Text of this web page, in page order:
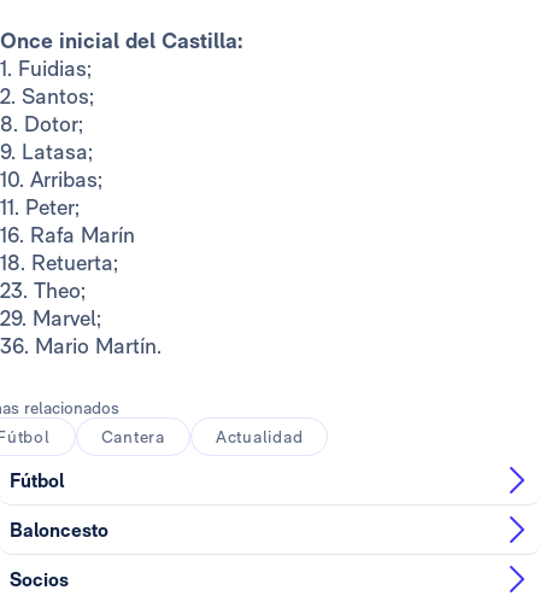
Once inicial del Castilla:
1. Fuidias;
2. Santos;
8. Dotor;
9. Latasa;
10. Arribas;
11. Peter;
16. Rafa Marín
18. Retuerta;
23. Theo;
29. Marvel;
36. Mario Martín.
relacionados
Cantera Actualidad
Fútbol
Baloncesto
Socios